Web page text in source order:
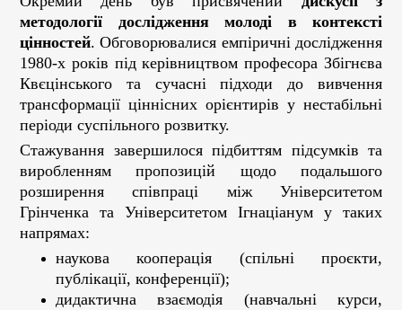
методології дослідження молоді в контексті
цінностей. Обговорювалися емпіричні дослідження
1980-х років під керівництвом професора Збігнєва
Квєцінського та сучасні підходи до вивчення
трансформації ціннісних орієнтирів у нестабільні
періоди суспільного розвитку.
Стажування завершилося підбиттям підсумків та
виробленням пропозицій щодо подальшого
розширення співпраці між Університетом
Грінченка та Університетом Ігнаціанум у таких
напрямах:
наукова кооперація (спільні проєкти,
публікації, конференції);
дидактична взаємодія (навчальні курси,